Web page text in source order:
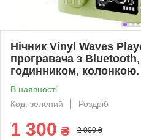
Нічник Vinyl Waves
програвача з
годинником, колонкою.
В наявності
Код: зелений
Роздріб
1 300 ₴ 2 000 ₴